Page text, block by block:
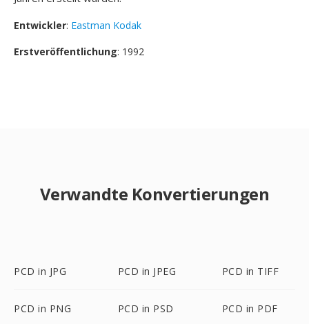
Entwickler: Eastman Kodak
Erstveröffentlichung: 1992
Verwandte Konvertierungen
PCD in JPG PCD in JPEG PCD in TIFF
PCD in PNG PCD in PSD PCD in PDF